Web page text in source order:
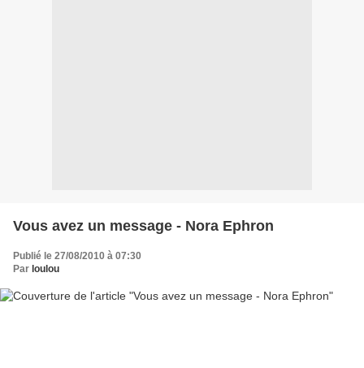
Vous avez un message - Nora Ephron
Publié le 27/08/2010 à 07:30
Par loulou